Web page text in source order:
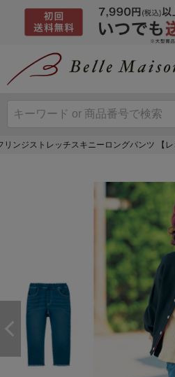
リンジストレッチスキニーロングパンツ 【